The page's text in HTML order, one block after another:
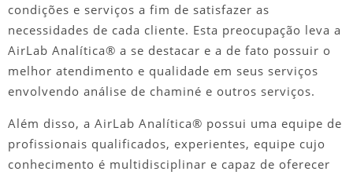
condições e serviços a fim de satisfazer as
necessidades de cada cliente. Esta preocupação leva a
AirLab Analítica® a se destacar e a de fato possuir o
melhor atendimento e qualidade em seus serviços
envolvendo análise de chaminé e outros serviços.
Além disso, a AirLab Analítica® possui uma equipe de
profissionais qualificados, experientes, equipe cujo
conhecimento é multidisciplinar e capaz de oferecer